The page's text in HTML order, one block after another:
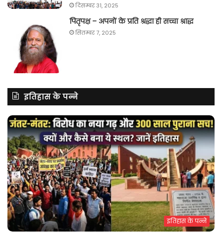
दिसम्बर 31, 2025
पितृपक्ष – अपनों के प्रति श्रद्धा ही सच्चा श्राद्ध
सितम्बर 7, 2025
इतिहास के पन्ने
इतिहास के पन्ने